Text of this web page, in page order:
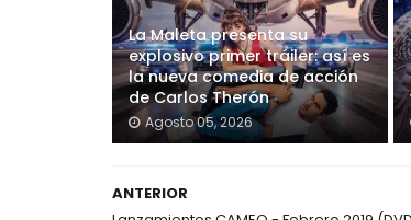
La Maleta presenta su
explosivo primer tráiler: así es
la nueva comedia de acción
de Carlos Therón
Agosto 05, 2026
ANTERIOR